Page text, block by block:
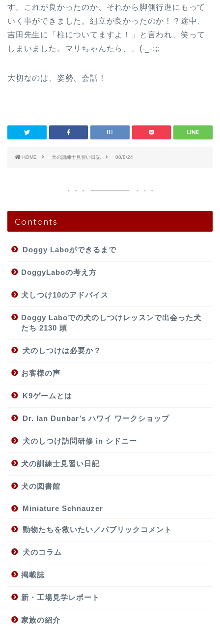
す。これが良かったのか、それから脚側行進にもって
いく事ができました。組立が良かったのか！？途中、
吉田先生に「柱についてますよ！」と言われ、笑って
しまいました。マリちゃんたら、、(-_-;;;
大切なのは、姿勢、会話！
HOME 犬の訓練士見習い日記 00/8/24
Contents
Doggy Laboができるまで
DoggyLaboの考え方
犬しつけ10のアドバイス
Doggy Laboでの犬のしつけレッスンで出会った犬
たち 2130 頭
犬のしつけは必要か？
お客様の声
K9ゲームとは
Dr. Ian Dunbar’s ハワイ ワークショップ
犬のしつけ訪問研修 in シドニー
犬の訓練士見習い日記
犬の図書館
Miniature Schnauzer
動物たちを救いたい／パブリックコメント
犬のコラム
掲載誌
新・工場見学レポート
家族の紹介